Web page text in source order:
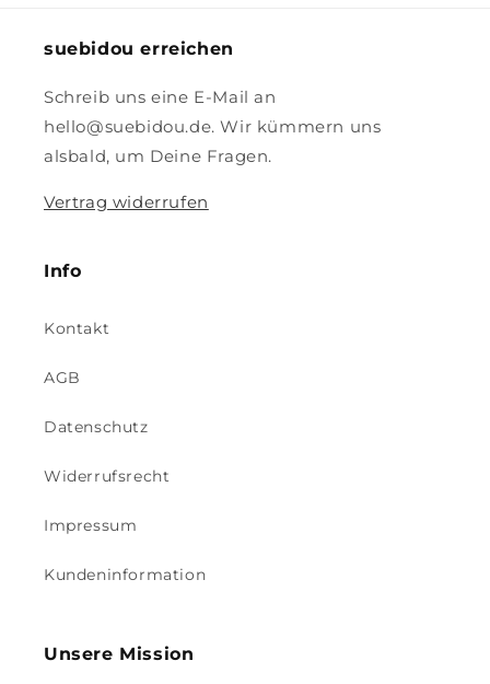
suebidou erreichen
Schreib uns eine E-Mail an
hello@suebidou.de. Wir kümmern uns
alsbald, um Deine Fragen.
Vertrag widerrufen
Info
Kontakt
AGB
Datenschutz
Widerrufsrecht
Impressum
Kundeninformation
Unsere Mission